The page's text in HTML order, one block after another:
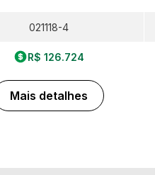
021118-4
R$ 126.724
Mais detalhes